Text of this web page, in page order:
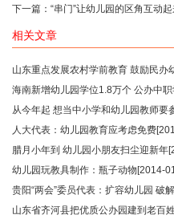
下一篇： “串门”让幼儿园的区角互动
相关文章
山东重点发展农村学前教育 鼓励民办
海南新增幼儿园学位1.8万个 公办中
从今年起 想当中小学和幼儿园教师要
人大代表：幼儿园教育应考虑免费
腊月小年到 幼儿园小朋友扫尘迎新年
幼儿园玩教具制作：瓶子动物 [2014-
贵阳“两会”委员代表：扩容幼儿园 破
山东省齐河县把优质公办园建到老百